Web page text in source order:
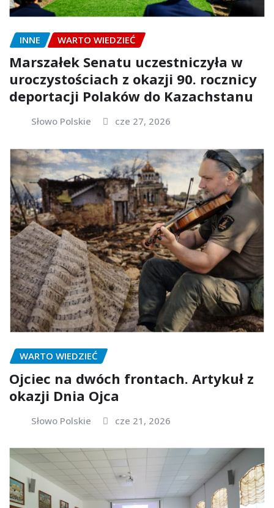
INNE WARTO WIEDZIEĆ
Marszałek Senatu uczestniczyła w
uroczystościach z okazji 90. rocznicy
deportacji Polaków do Kazachstanu
Słowo Polskie cze 27, 2026
WARTO WIEDZIEĆ
Ojciec na dwóch frontach. Artykuł z
okazji Dnia Ojca
Słowo Polskie cze 21, 2026